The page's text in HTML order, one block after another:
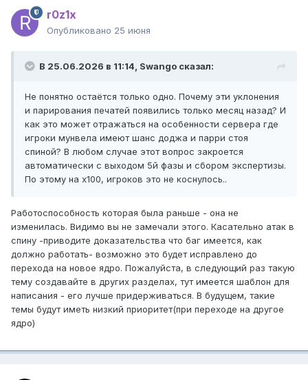
r0z1x
Опубликовано 25 июня
В 25.06.2026 в 11:14, Swango сказал:
Не понятно остаётся только одно. Почему эти уклонения
и парирования печатей появились только месяц назад? И
как это может отражаться на особенности сервера где
игроки мунвела имеют шанс доджа и парри стоя
спиной? В любом случае этот вопрос закроется
автоматически с выходом 5й фазы и сбором экспертизы.
По этому на х100, игроков это не коснулось..
Работоспособность которая была раньше - она не
изменилась. Видимо вы не замечали этого. Касательно атак в
спину -приводите доказательства что баг имеется, как
должно работать- возможно это будет исправлено до
перехода на новое ядро. Пожалуйста, в следующий раз такую
тему создавайте в других разделах, тут имеется шаблон для
написания - его лучше придерживаться. В будущем, такие
темы будут иметь низкий приоритет(при переходе на другое
ядро)